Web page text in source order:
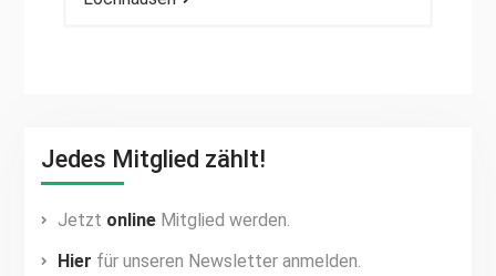
Jedes Mitglied zählt!
Jetzt onlineMitglied werden.
Hier für unseren Newsletter anmelden.